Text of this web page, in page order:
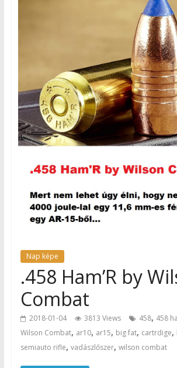
Nap képe
.458 Ham’R by
Combat
2018-01-04 3813 Views 458, 458
Wilson Combat, ar10, ar15, big fat, cartrdige,
semiauto rifle, vadászlőszer, wilson combat